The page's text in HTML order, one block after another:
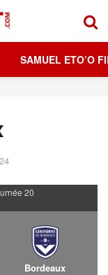
SAMUEL ETO’O
20
Bordeaux